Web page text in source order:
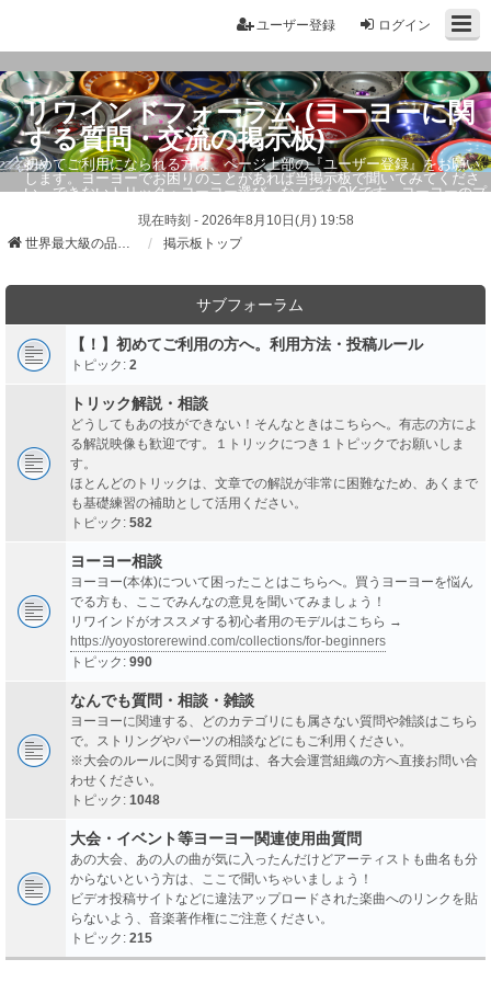
ログイン
ユーザー登録
リワインドフォーラム (ヨーヨーに関
する質問・交流の掲示板)
初めてご利用になられる方は、ページ上部の『ユーザー登録』をお願い
します。ヨーヨーでお困りのことがあれば当掲示板で聞いてみてくださ
い。できないトリック・ヨーヨー選び、なんでもOKです。ヨーヨーのプ
現在時刻 - 2026年8月10日(月) 19:58
世界最大級の品ぞろえ ヨーヨーストア「リワインド」
掲示板トップ
サブフォーラム
【！】初めてご利用の方へ。利用方法・投稿ルール
トピック: 2
トリック解説・相談
どうしてもあの技ができない！そんなときはこちらへ。有志の方によ
る解説映像も歓迎です。１トリックにつき１トピックでお願いしま
す。
ほとんどのトリックは、文章での解説が非常に困難なため、あくまで
も基礎練習の補助として活用ください。
トピック: 582
ヨーヨー相談
ヨーヨー(本体)について困ったことはこちらへ。買うヨーヨーを悩ん
でる方も、ここでみんなの意見を聞いてみましょう！
リワインドがオススメする初心者用のモデルはこちら →
https://yoyostorerewind.com/collections/for-beginners
トピック: 990
なんでも質問・相談・雑談
ヨーヨーに関連する、どのカテゴリにも属さない質問や雑談はこちら
で。ストリングやパーツの相談などにもご利用ください。
※大会のルールに関する質問は、各大会運営組織の方へ直接お問い合
わせください。
トピック: 1048
大会・イベント等ヨーヨー関連使用曲質問
あの大会、あの人の曲が気に入ったんだけどアーティストも曲名も分
からないという方は、ここで聞いちゃいましょう！
ビデオ投稿サイトなどに違法アップロードされた楽曲へのリンクを貼
らないよう、音楽著作権にご注意ください。
トピック: 215